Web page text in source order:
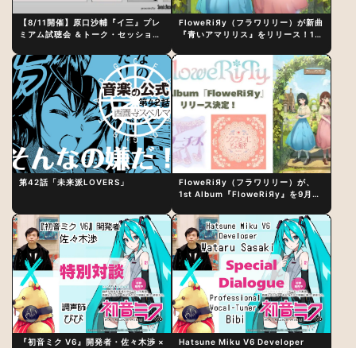
【8/11開催】原口沙輔『イ三』プレ
ミアム試聴会 ＆トーク・セッション
制作秘話
FloweRiЯy（フラワリリー）が新曲
『青いアマリリス』をリリース！1st
第42話「未来派LOVERS」
FloweRiЯy（フラワリリー）が、
1st Album『FloweRiЯy』を9月23
『初音ミク V6』開発者・佐々木渉 ×
Hatsune Miku V6 Developer